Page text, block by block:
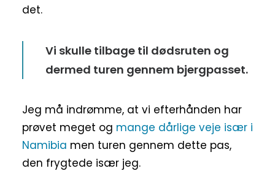
det.
Vi skulle tilbage til dødsruten og
dermed turen gennem bjergpasset.
Jeg må indrømme, at vi efterhånden har
prøvet meget og mange dårlige veje især i
Namibia men turen gennem dette pas,
den frygtede især jeg.